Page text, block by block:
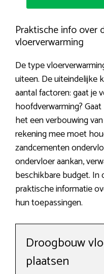
Praktische info over
vloerverwarming
De type
uiteen. De uiteindelijke
aantal factoren: gaat je
hoofdverwarming?
het een verbouwing
rekening mee moet
zandcementen
ondervloer aankan,
beschikbare budget. In
praktische informatie
hun toepassingen.
Droogbouw
plaatsen